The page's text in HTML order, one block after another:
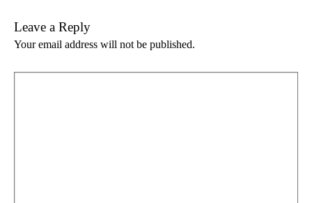
Leave a Reply
Your email address will not be published.